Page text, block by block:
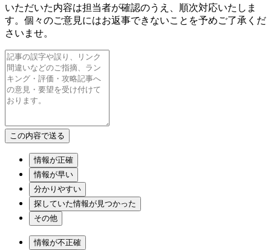
いただいた内容は担当者が確認のうえ、順次対応いたしま
す。個々のご意見にはお返事できないことを予めご了承くだ
さいませ。
情報が正確
情報が早い
分かりやすい
探していた情報が見つかった
その他
情報が不正確